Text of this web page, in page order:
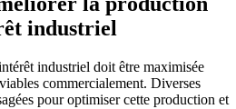
industriel
industriel doit être maximisée
commercialement. Diverses
pour optimiser cette production et